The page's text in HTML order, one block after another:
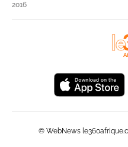
2016
© WebNews